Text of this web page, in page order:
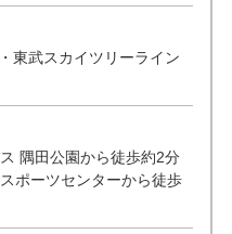
東武スカイツリーライン
隅田公園から徒歩約2分
ポーツセンターから徒歩